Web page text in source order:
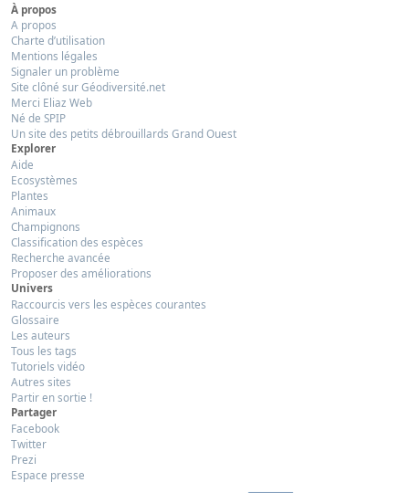
À propos
A propos
Charte d’utilisation
Mentions légales
Signaler un problème
Site clôné sur Géodiversité.net
Merci Eliaz Web
Né de SPIP
Un site des petits débrouillards Grand Ouest
Explorer
Aide
Ecosystèmes
Plantes
Animaux
Champignons
Classification des espèces
Recherche avancée
Proposer des améliorations
Univers
Raccourcis vers les espèces courantes
Glossaire
Les auteurs
Tous les tags
Tutoriels vidéo
Autres sites
Partir en sortie !
Partager
Facebook
Twitter
Prezi
Espace presse